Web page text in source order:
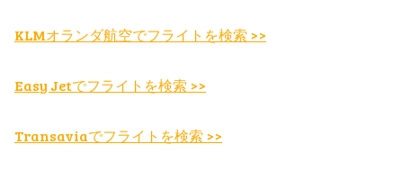
KLMオランダ航空でフライトを検索 >>
Easy Jetでフライトを検索 >>
Transaviaでフライトを検索 >>